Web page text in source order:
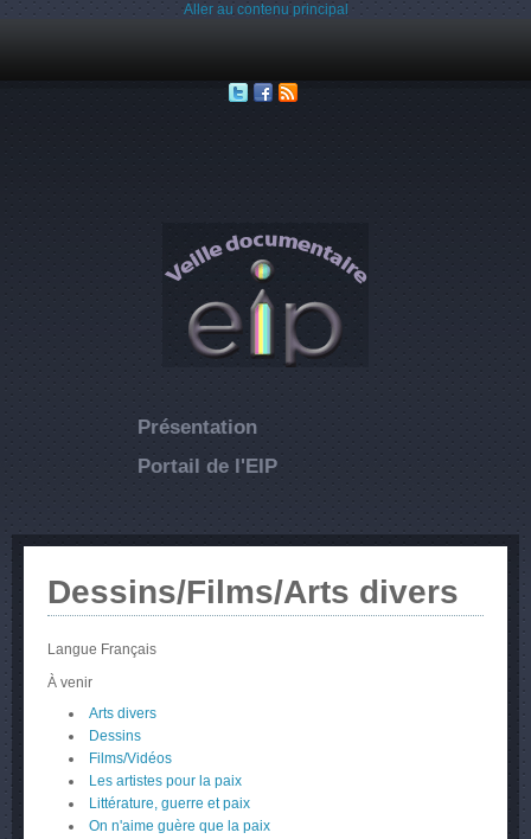
Aller au contenu principal
Présentation
Portail de l'EIP
Dessins/Films/Arts divers
Langue Français
À venir
Arts divers
Dessins
Films/Vidéos
Les artistes pour la paix
Littérature, guerre et paix
On n'aime guère que la paix